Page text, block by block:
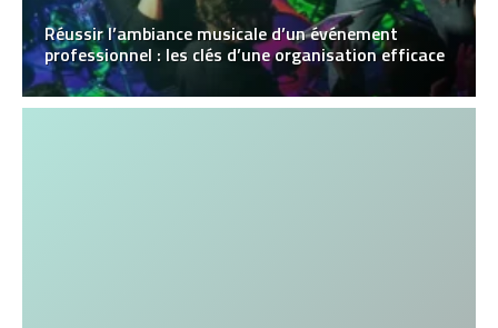
Réussir l’ambiance musicale d’un événement
professionnel : les clés d’une organisation efficace